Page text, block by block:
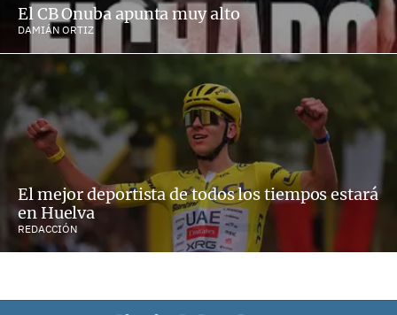
El CB Onuba apunta muy alto
DAMIÁN ORTIZ
El mejor deportista de todos los tiempos estará
en Huelva
REDACCIÓN